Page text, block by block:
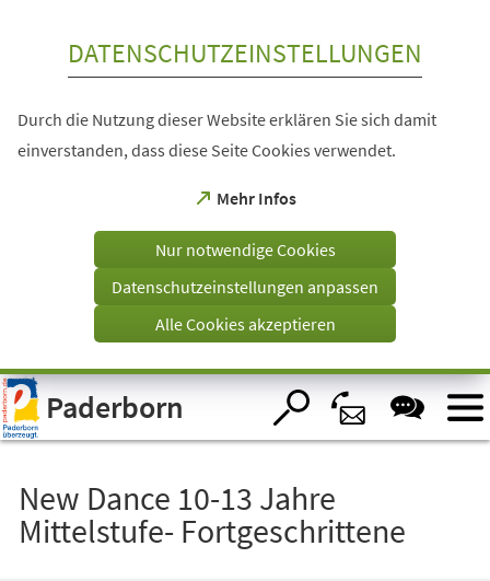
Visuelle
Assistenzsoftware
öffnen.
DATENSCHUTZEINSTELLUNGEN
Durch die Nutzung dieser Website erklären Sie sich damit
einverstanden, dass diese Seite Cookies verwendet.
Mehr Infos
(Öffnet
einem
Tab)
Nur notwendige Cookies
Datenschutzeinstellungen anpassen
Alle Cookies akzeptieren
Paderborn
New Dance 10-13 Jahre
Mittelstufe- Fortgeschrittene